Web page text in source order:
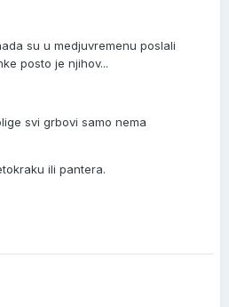
su u medjuvremenu poslali
posto je njihov...
svi grbovi samo nema
ili pantera.